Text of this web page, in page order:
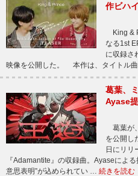
作ビハ
King &
なる1st
に収録さ
映像を公開した。 本作は、タイトル
葛葉、
Ayase
葛葉が
を公開
日にリリ
『Adamantite』の収録曲。Ayaseによ
意思表明”が込められてい … 続きを読む